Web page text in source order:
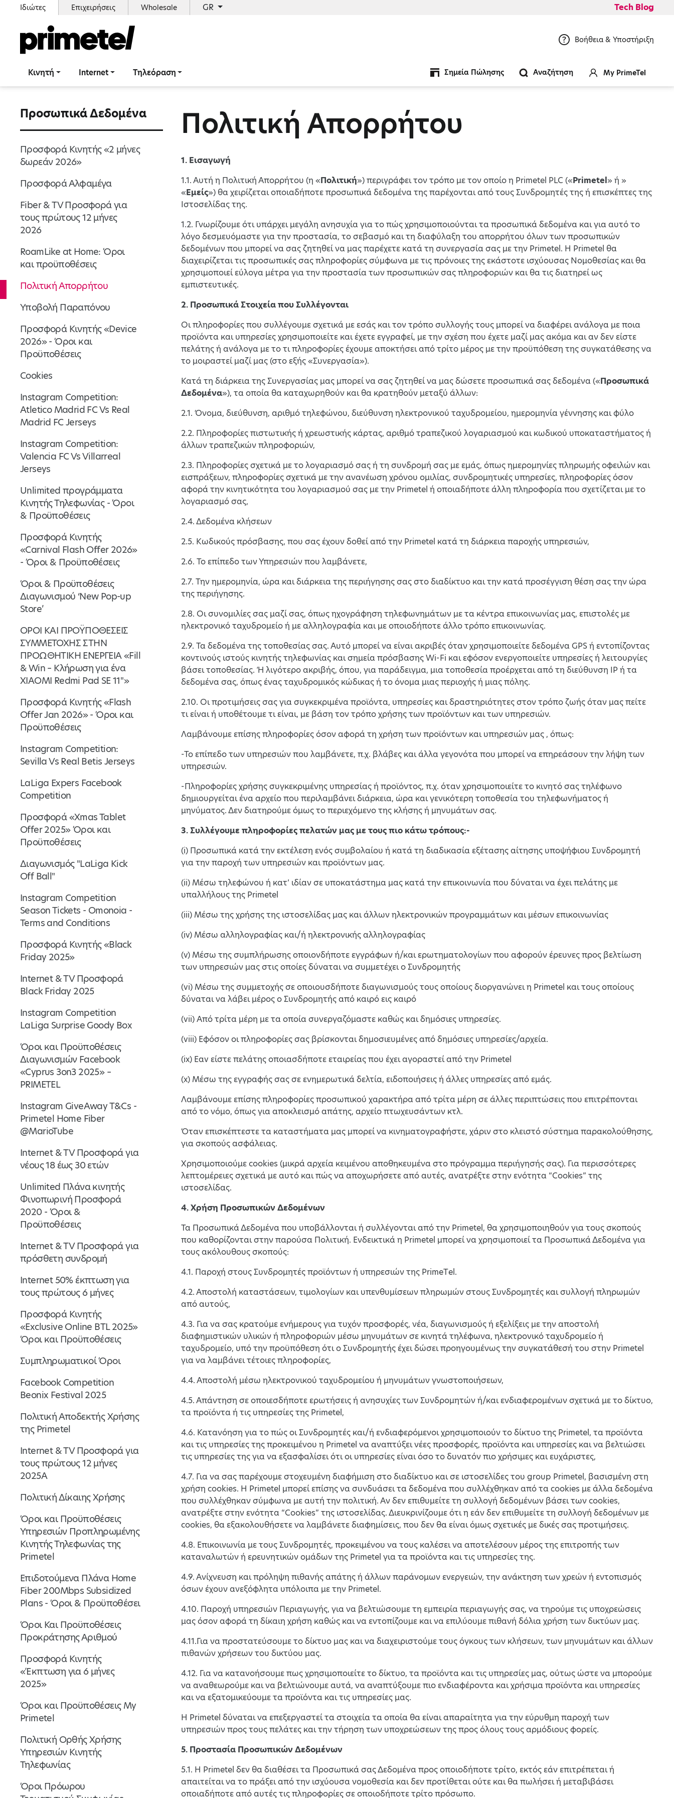
Ιδιώτες Επιχειρήσεις Wholesale GR Tech Blog
Βοήθεια & Υποστήριξη
Κινητή Internet Τηλεόραση Σημεία Πώλησης Αναζήτηση My PrimeTel
Προσωπικά Δεδομένα
Προσφορά Κινητής «2 μήνες
δωρεάν 2026»
Προσφορά Αλφαμέγα
Fiber & TV Προσφορά για
τους πρώτους 12 μήνες
2026
RoamLike at Home: Όροι
και προϋποθέσεις
Πολιτική Απορρήτου
Υποβολή Παραπόνου
Προσφορά Κινητής «Device
2026» - Όροι και
Προϋποθέσεις
Cookies
Instagram Competition:
Atletico Madrid FC Vs Real
Madrid FC Jerseys
Instagram Competition:
Valencia FC Vs Villarreal
Jerseys
Unlimited προγράμματα
Κινητής Τηλεφωνίας - Όροι
& Προϋποθέσεις
Προσφορά Κινητής
«Carnival Flash Offer 2026»
- Όροι & Προϋποθέσεις
Όροι & Προϋποθέσεις
Διαγωνισμού ‘New Pop-up
Store’
ΟΡΟΙ ΚΑΙ ΠΡΟΫΠΟΘΕΣΕΙΣ
ΣΥΜΜΕΤΟΧΗΣ ΣΤΗΝ
ΠΡΟΩΘΗΤΙΚΗ ΕΝΕΡΓΕΙΑ «Fill
& Win – Κλήρωση για ένα
XIAOMI Redmi Pad SE 11''»
Προσφορά Κινητής «Flash
Offer Jan 2026» - Όροι και
Προϋποθέσεις
Instagram Competition:
Sevilla Vs Real Betis Jerseys
LaLiga Expers Facebook
Competition
Προσφορά «Xmas Tablet
Offer 2025» Όροι και
Προϋποθέσεις
Διαγωνισμός "LaLiga Kick
Off Ball"
Instagram Competition
Season Tickets - Omonoia -
Terms and Conditions
Προσφορά Κινητής «Black
Friday 2025»
Internet & TV Προσφορά
Black Friday 2025
Instagram Competition
LaLiga Surprise Goody Box
Όροι και Προϋποθέσεις
Διαγωνισμών Facebook
«Cyprus 3on3 2025» –
PRIMETEL
Instagram GiveAway T&Cs -
Primetel Home Fiber
@MarioTube
Internet & TV Προσφορά για
νέους 18 έως 30 ετών
Unlimited Πλάνα κινητής
Φινοπωρινή Προσφορά
2020 - Όροι &
Προϋποθέσεις
Internet & TV Προσφορά για
πρόσθετη συνδρομή
Internet 50% έκπτωση για
τους πρώτους 6 μήνες
Προσφορά Κινητής
«Exclusive Online BTL 2025»
Όροι και Προϋποθέσεις
Συμπληρωματικοί Όροι
Facebook Competition
Beonix Festival 2025
Πολιτική Αποδεκτής Χρήσης
της Primetel
Internet & TV Προσφορά για
τους πρώτους 12 μήνες
2025Α
Πολιτική Δίκαιης Χρήσης
Όροι και Προϋποθέσεις
Υπηρεσιών Προπληρωμένης
Κινητής Τηλεφωνίας της
Primetel
Επιδοτούμενα Πλάνα Home
Fiber 200Mbps Subsidized
Plans - Όροι & Προϋποθέσει
Όροι Και Προϋποθέσεις
Προκράτησης Αριθμού
Προσφορά Κινητής
«Έκπτωση για 6 μήνες
2025»
Όροι και Προϋποθέσεις My
Primetel
Πολιτική Ορθής Χρήσης
Υπηρεσιών Κινητής
Τηλεφωνίας
Όροι Πρόωρου
Πολιτική Απορρήτου
1. Εισαγωγή
1.1. Αυτή η Πολιτική Απορρήτου (η «Πολιτική») περιγράφει τον τρόπο με τον οποίο η Primetel PLC («Primetel» ή »
«Εμείς») θα χειρίζεται οποιαδήποτε προσωπικά δεδομένα της παρέχονται από τους Συνδρομητές της ή επισκέπτες της
Ιστοσελίδας της.
1.2. Γνωρίζουμε ότι υπάρχει μεγάλη ανησυχία για το πώς χρησιμοποιούνται τα προσωπικά δεδομένα και για αυτό το
λόγο δεσμευόμαστε για την προστασία, το σεβασμό και τη διαφύλαξη του απορρήτου όλων των προσωπικών
δεδομένων που μπορεί να σας ζητηθεί να μας παρέχετε κατά τη συνεργασία σας με την Primetel. Η Primetel θα
διαχειρίζεται τις προσωπικές σας πληροφορίες σύμφωνα με τις πρόνοιες της εκάστοτε ισχύουσας Νομοθεσίας και θα
χρησιμοποιεί εύλογα μέτρα για την προστασία των προσωπικών σας πληροφοριών και θα τις διατηρεί ως
εμπιστευτικές.
2. Προσωπικά Στοιχεία που Συλλέγονται
Οι πληροφορίες που συλλέγουμε σχετικά με εσάς και τον τρόπο συλλογής τους μπορεί να διαφέρει ανάλογα με ποια
προϊόντα και υπηρεσίες χρησιμοποιείτε και έχετε εγγραφεί, με την σχέση που έχετε μαζί μας ακόμα και αν δεν είστε
πελάτης ή ανάλογα με το τι πληροφορίες έχουμε αποκτήσει από τρίτο μέρος με την προϋπόθεση της συγκατάθεσης να
το μοιραστεί μαζί μας (στο εξής «Συνεργασία»).
Κατά τη διάρκεια της Συνεργασίας μας μπορεί να σας ζητηθεί να μας δώσετε προσωπικά σας δεδομένα («Προσωπικά
Δεδομένα»), τα οποία θα καταχωρηθούν και θα κρατηθούν μεταξύ άλλων:
2.1. Όνομα, διεύθυνση, αριθμό τηλεφώνου, διεύθυνση ηλεκτρονικού ταχυδρομείου, ημερομηνία γέννησης και φύλο
2.2. Πληροφορίες πιστωτικής ή χρεωστικής κάρτας, αριθμό τραπεζικού λογαριασμού και κωδικού υποκαταστήματος ή
άλλων τραπεζικών πληροφοριών,
2.3. Πληροφορίες σχετικά με το λογαριασμό σας ή τη συνδρομή σας με εμάς, όπως ημερομηνίες πληρωμής οφειλών και
εισπράξεων, πληροφορίες σχετικά με την ανανέωση χρόνου ομιλίας, συνδρομητικές υπηρεσίες, πληροφορίες όσον
αφορά την κινητικότητα του λογαριασμού σας με την Primetel ή οποιαδήποτε άλλη πληροφορία που σχετίζεται με το
λογαριασμό σας,
2.4. Δεδομένα κλήσεων
2.5. Κωδικούς πρόσβασης, που σας έχουν δοθεί από την Primetel κατά τη διάρκεια παροχής υπηρεσιών,
2.6. Το επίπεδο των Υπηρεσιών που λαμβάνετε,
2.7. Την ημερομηνία, ώρα και διάρκεια της περιήγησης σας στο διαδίκτυο και την κατά προσέγγιση θέση σας την ώρα
της περιήγησης.
2.8. Οι συνομιλίες σας μαζί σας, όπως ηχογράφηση τηλεφωνημάτων με τα κέντρα επικοινωνίας μας, επιστολές με
ηλεκτρονικό ταχυδρομείο ή με αλληλογραφία και με οποιοδήποτε άλλο τρόπο επικοινωνίας.
2.9. Τα δεδομένα της τοποθεσίας σας. Αυτό μπορεί να είναι ακριβές όταν χρησιμοποιείτε δεδομένα GPS ή εντοπίζοντας
κοντινούς ιστούς κινητής τηλεφωνίας και σημεία πρόσβασης Wi-Fi και εφόσον ενεργοποιείτε υπηρεσίες ή λειτουργίες
βάσει τοποθεσίας. Ή λιγότερο ακριβής, όπου, για παράδειγμα, μια τοποθεσία προέρχεται από τη διεύθυνση IP ή τα
δεδομένα σας, όπως ένας ταχυδρομικός κώδικας ή το όνομα μιας περιοχής ή μιας πόλης.
2.10. Οι προτιμήσεις σας για συγκεκριμένα προϊόντα, υπηρεσίες και δραστηριότητες στον τρόπο ζωής όταν μας πείτε
τι είναι ή υποθέτουμε τι είναι, με βάση τον τρόπο χρήσης των προϊόντων και των υπηρεσιών.
Λαμβάνουμε επίσης πληροφορίες όσον αφορά τη χρήση των προϊόντων και υπηρεσιών μας , όπως:
-Το επίπεδο των υπηρεσιών που λαμβάνετε, π.χ. βλάβες και άλλα γεγονότα που μπορεί να επηρεάσουν την λήψη των
υπηρεσιών.
-Πληροφορίες χρήσης συγκεκριμένης υπηρεσίας ή προϊόντος, π.χ. όταν χρησιμοποιείτε το κινητό σας τηλέφωνο
δημιουργείται ένα αρχείο που περιλαμβάνει διάρκεια, ώρα και γενικότερη τοποθεσία του τηλεφωνήματος ή
μηνύματος. Δεν διατηρούμε όμως το περιεχόμενο της κλήσης ή μηνυμάτων σας.
3. Συλλέγουμε πληροφορίες πελατών μας με τους πιο κάτω τρόπους:-
(i) Προσωπικά κατά την εκτέλεση ενός συμβολαίου ή κατά τη διαδικασία εξέτασης αίτησης υποψήφιου Συνδρομητή
για την παροχή των υπηρεσιών και προϊόντων μας.
(ii) Μέσω τηλεφώνου ή κατ’ ιδίαν σε υποκατάστημα μας κατά την επικοινωνία που δύναται να έχει πελάτης με
υπαλλήλους της Primetel
(iii) Μέσω της χρήσης της ιστοσελίδας μας και άλλων ηλεκτρονικών προγραμμάτων και μέσων επικοινωνίας
(iv) Μέσω αλληλογραφίας και/ή ηλεκτρονικής αλληλογραφίας
(v) Μέσω της συμπλήρωσης οποιονδήποτε εγγράφων ή/και ερωτηματολογίων που αφορούν έρευνες προς βελτίωση
των υπηρεσιών μας στις οποίες δύναται να συμμετέχει ο Συνδρομητής
(vi) Μέσω της συμμετοχής σε οποιουσδήποτε διαγωνισμούς τους οποίους διοργανώνει η Primetel και τους οποίους
δύναται να λάβει μέρος ο Συνδρομητής από καιρό εις καιρό
(vii) Από τρίτα μέρη με τα οποία συνεργαζόμαστε καθώς και δημόσιες υπηρεσίες.
(viii) Εφόσον οι πληροφορίες σας βρίσκονται δημοσιευμένες από δημόσιες υπηρεσίες/αρχεία.
(ix) Εαv είστε πελάτης οποιασδήποτε εταιρείας που έχει αγοραστεί από την Primetel
(x) Μέσω της εγγραφής σας σε ενημερωτικά δελτία, ειδοποιήσεις ή άλλες υπηρεσίες από εμάς.
Λαμβάνουμε επίσης πληροφορίες προσωπικού χαρακτήρα από τρίτα μέρη σε άλλες περιπτώσεις που επιτρέπονται
από το νόμο, όπως για αποκλεισμό απάτης, αρχείο πτωχευσάντων κτλ.
Όταν επισκέπτεστε τα καταστήματα μας μπορεί να κινηματογραφήστε, χάριν στο κλειστό σύστημα παρακολούθησης,
για σκοπούς ασφάλειας.
Χρησιμοποιούμε cookies (μικρά αρχεία κειμένου αποθηκευμένα στο πρόγραμμα περιήγησής σας). Για περισσότερες
λεπτομέρειες σχετικά με αυτό και πώς να αποχωρήσετε από αυτές, ανατρέξτε στην ενότητα “Cookies” της
ιστοσελίδας.
4. Χρήση Προσωπικών Δεδομένων
Τα Προσωπικά Δεδομένα που υποβάλλονται ή συλλέγονται από την Primetel, θα χρησιμοποιηθούν για τους σκοπούς
που καθορίζονται στην παρούσα Πολιτική. Ενδεικτικά η Primetel μπορεί να χρησιμοποιεί τα Προσωπικά Δεδομένα για
τους ακόλουθους σκοπούς:
4.1. Παροχή στους Συνδρομητές προϊόντων ή υπηρεσιών της PrimeΤel.
4.2. Αποστολή καταστάσεων, τιμολογίων και υπενθυμίσεων πληρωμών στους Συνδρομητές και συλλογή πληρωμών
από αυτούς,
4.3. Για να σας κρατούμε ενήμερους για τυχόν προσφορές, νέα, διαγωνισμούς ή εξελίξεις με την αποστολή
διαφημιστικών υλικών ή πληροφοριών μέσω μηνυμάτων σε κινητά τηλέφωνα, ηλεκτρονικό ταχυδρομείο ή
ταχυδρομείο, υπό την προϋπόθεση ότι ο Συνδρομητής έχει δώσει προηγουμένως την συγκατάθεσή του στην Primetel
για να λαμβάνει τέτοιες πληροφορίες,
4.4. Αποστολή μέσω ηλεκτρονικού ταχυδρομείου ή μηνυμάτων γνωστοποιήσεων,
4.5. Απάντηση σε οποιεσδήποτε ερωτήσεις ή ανησυχίες των Συνδρομητών ή/και ενδιαφερομένων σχετικά με το δίκτυο,
τα προϊόντα ή τις υπηρεσίες της Primetel,
4.6. Κατανόηση για το πώς οι Συνδρομητές και/ή ενδιαφερόμενοι χρησιμοποιούν το δίκτυο της Primetel, τα προϊόντα
και τις υπηρεσίες της προκειμένου η Primetel να αναπτύξει νέες προσφορές, προϊόντα και υπηρεσίες και να βελτιώσει
τις υπηρεσίες της για να εξασφαλίσει ότι οι υπηρεσίες είναι όσο το δυνατόν πιο χρήσιμες και ευχάριστες,
4.7. Για να σας παρέχουμε στοχευμένη διαφήμιση στο διαδίκτυο και σε ιστοσελίδες του group Primetel, βασισμένη στη
χρήση cookies. Η Primetel μπορεί επίσης να συνδυάσει τα δεδομένα που συλλέχθηκαν από τα cookies με άλλα δεδομένα
που συλλέχθηκαν σύμφωνα με αυτή την πολιτική. Αν δεν επιθυμείτε τη συλλογή δεδομένων βάσει των cookies,
ανατρέξτε στην ενότητα “Cookies” της ιστοσελίδας. Διευκρινίζουμε ότι η εάν δεν επιθυμείτε τη συλλογή δεδομένων με
cookies, θα εξακολουθήσετε να λαμβάνετε διαφημίσεις, που δεν θα είναι όμως σχετικές με δικές σας προτιμήσεις.
4.8. Επικοινωνία με τους Συνδρομητές, προκειμένου να τους καλέσει να αποτελέσουν μέρος της επιτροπής των
καταναλωτών ή ερευνητικών ομάδων της Primetel για τα προϊόντα και τις υπηρεσίες της.
4.9. Ανίχνευση και πρόληψη πιθανής απάτης ή άλλων παράνομων ενεργειών, την ανάκτηση των χρεών ή εντοπισμός
όσων έχουν ανεξόφλητα υπόλοιπα με την Primetel.
4.10. Παροχή υπηρεσιών Περιαγωγής, για να βελτιώσουμε τη εμπειρία περιαγωγής σας, να τηρούμε τις υποχρεώσεις
μας όσον αφορά τη δίκαιη χρήση καθώς και να εντοπίζουμε και να επιλύουμε πιθανή δόλια χρήση των δικτύων μας.
4.11.Για να προστατεύσουμε το δίκτυο μας και να διαχειριστούμε τους όγκους των κλήσεων, των μηνυμάτων και άλλων
πιθανών χρήσεων του δικτύου μας.
4.12. Για να κατανοήσουμε πως χρησιμοποιείτε το δίκτυο, τα προϊόντα και τις υπηρεσίες μας, ούτως ώστε να μπορούμε
να αναθεωρούμε και να βελτιώνουμε αυτά, να αναπτύξουμε πιο ενδιαφέροντα και χρήσιμα προϊόντα και υπηρεσίες
και να εξατομικεύουμε τα προϊόντα και τις υπηρεσίες μας.
Η Primetel δύναται να επεξεργαστεί τα στοιχεία τα οποία θα είναι απαραίτητα για την εύρυθμη παροχή των
υπηρεσιών προς τους πελάτες και την τήρηση των υποχρεώσεων της προς όλους τους αρμόδιους φορείς.
5. Προστασία Προσωπικών Δεδομένων
5.1. Η Primetel δεν θα διαθέσει τα Προσωπικά σας Δεδομένα προς οποιοδήποτε τρίτο, εκτός εάν επιτρέπεται ή
απαιτείται να το πράξει από την ισχύουσα νομοθεσία και δεν προτίθεται ούτε και θα πωλήσει ή μεταβιβάσει
οποιαδήποτε από αυτές τις πληροφορίες σε οποιοδήποτε τρίτο πρόσωπο.